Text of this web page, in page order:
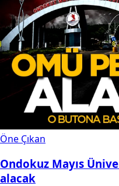
Öne Çıkan
Ondokuz Mayıs
alacak